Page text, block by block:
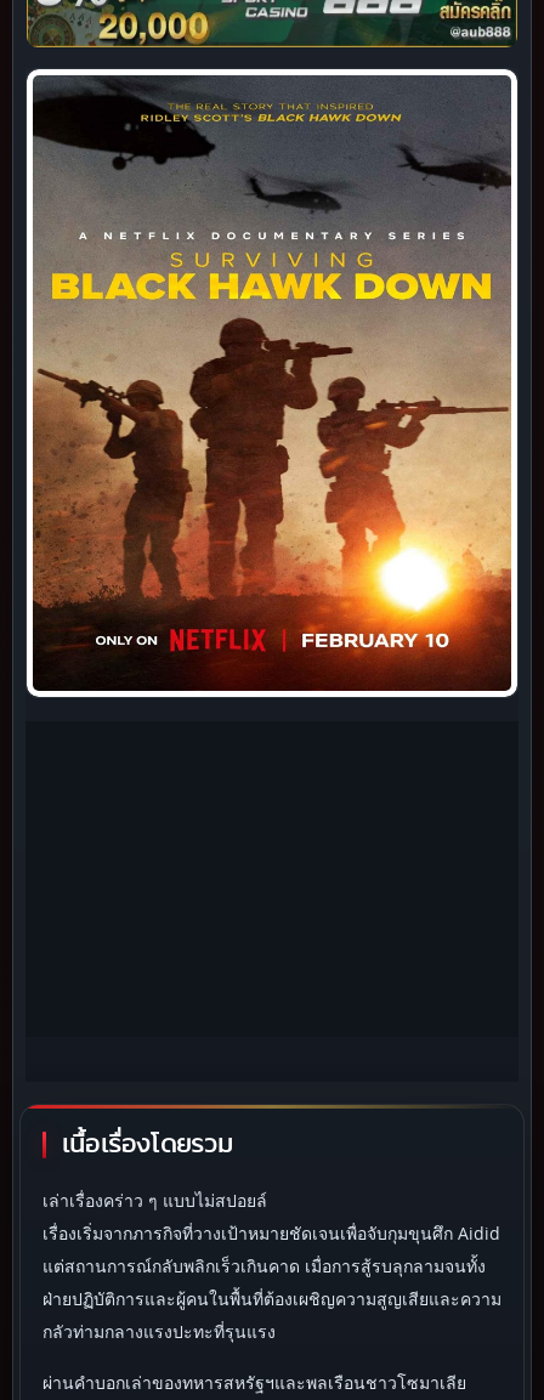
เนื้อเรื่องโดยรวม
เล่าเรื่องคร่าว ๆ แบบไม่สปอยล์
เรื่องเริ่มจากภารกิจที่วางเป้าหมายชัดเจนเพื่อจับกุมขุนศึก Aidid
แต่สถานการณ์กลับพลิกเร็วเกินคาด เมื่อการสู้รบลุกลามจนทั้ง
ฝ่ายปฏิบัติการและผู้คนในพื้นที่ต้องเผชิญความสูญเสียและความ
กลัวท่ามกลางแรงปะทะที่รุนแรง
ผ่านคำบอกเล่าของทหารสหรัฐฯและพลเรือนชาวโซมาเลีย